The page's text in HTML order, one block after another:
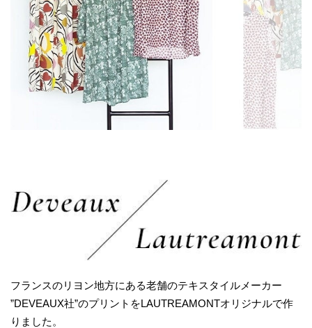
フランスのリヨン地方にある老舗のテキスタイルメーカー
”DEVEAUX社”のプリントをLAUTREAMONTオリジナルで作
りました。